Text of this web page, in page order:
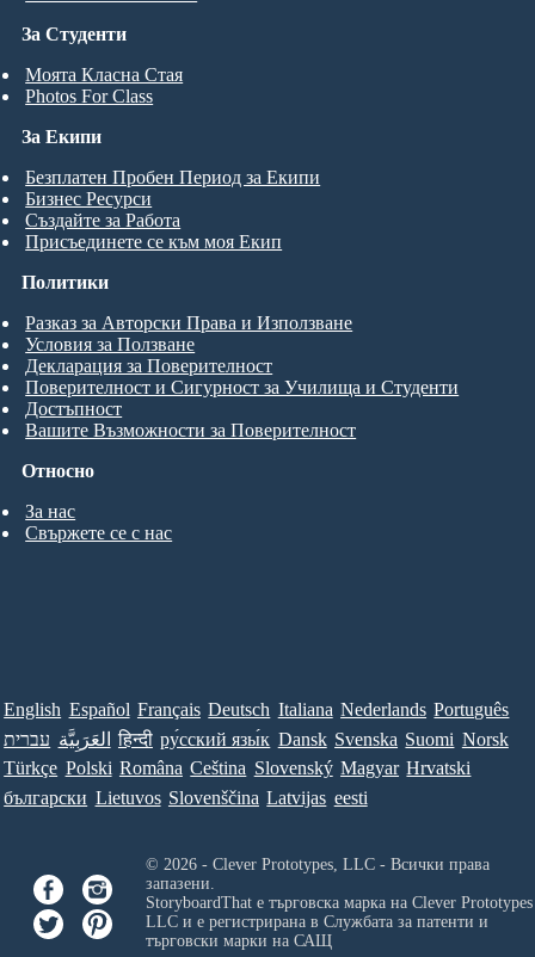
За Студенти
Моята Класна Стая
Photos For Class
За Екипи
Безплатен Пробен Период за Екипи
Бизнес Ресурси
Създайте за Работа
Присъединете се към моя Екип
Относно
За нас
Свържете се с нас
Политики
Разказ за Авторски Права и Използване
Условия за Ползване
Декларация за Поверителност
Поверителност и Сигурност за Училища и Студенти
Достъпност
Вашите Възможности за Поверителност
English Español Français Deutsch Italiana Nederlands Português
עברית العَرَبِيَّة हिन्दी ру́сский язы́к Dansk Svenska Suomi Norsk
Türkçe Polski Româna Ceština Slovenský Magyar Hrvatski
български Lietuvos Slovenščina Latvijas eesti
© 2026 - Clever Prototypes, LLC - Всички права
запазени.
StoryboardThat е търговска марка на Clever
LLCи е регистрирана в Службата за патенти и
търговски марки на САЩ